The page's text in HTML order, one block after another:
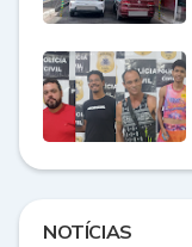
NOTÍCIAS